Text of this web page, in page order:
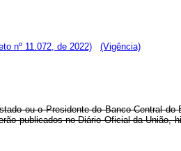
nº 11.072, de 2022)
(Vigência)
ou o Presidente do Banco Central do
publicados no Diário Oficial da União,